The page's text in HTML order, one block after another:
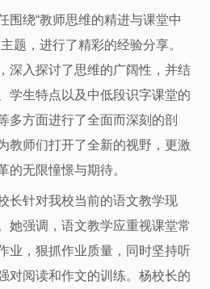
绕“教师思维的精进与课堂中
题，进行了精彩的经验分享。
深入探讨了思维的广阔性，并结
学生特点以及中低段识字课堂的
多方面进行了全面而深刻的剖
教师们打开了全新的视野，更激
的无限憧憬与期待。
针对我校当前的语文教学现
她强调，语文教学应重视课堂常
业，狠抓作业质量，同时坚持听
对阅读和作文的训练。杨校长的